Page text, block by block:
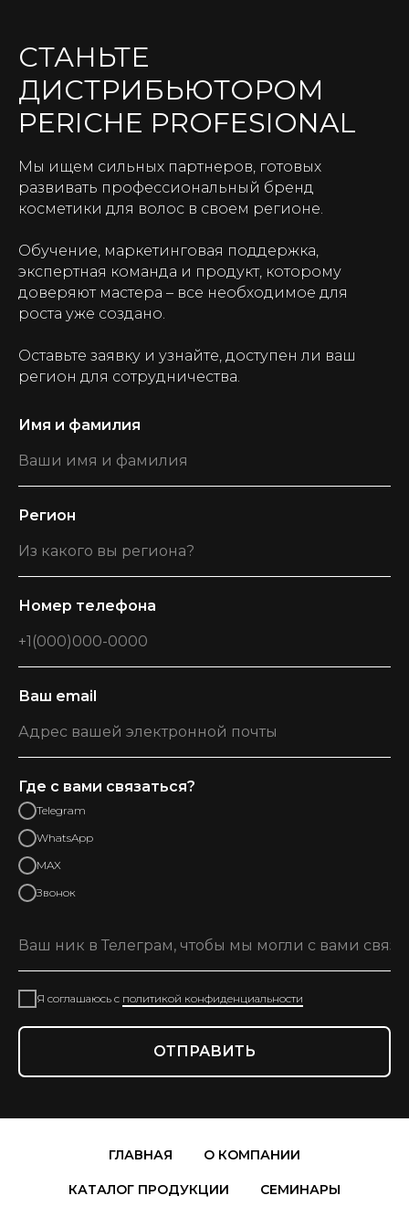
СТАНЬТЕ
ДИСТРИБЬЮТОРОМ
PERICHE PROFESIONAL
Мы ищем сильных партнеров, готовых
развивать профессиональный бренд
косметики для волос в своем регионе.
Обучение, маркетинговая поддержка,
экспертная команда и продукт, которому
доверяют мастера – все необходимое для
роста уже создано.
Оставьте заявку и узнайте, доступен ли ваш
регион для сотрудничества.
Имя и фамилия
Регион
Номер телефона
Ваш email
Где с вами связаться?
Telegram
WhatsApp
MAX
Звонок
Я соглашаюсь c политикой конфиденциальности
ОТПРАВИТЬ
ГЛАВНАЯ О КОМПАНИИ
КАТАЛОГ ПРОДУКЦИИ СЕМИНАРЫ